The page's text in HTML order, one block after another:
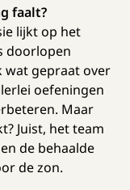
faalt?
lijkt op het
doorlopen
wat gepraat over
oefeningen
Maar
Juist, het team
de behaalde
de zon.